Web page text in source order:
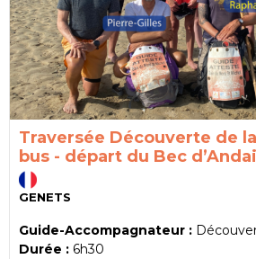
Traversée Découverte de
bus - départ du Bec
GENETS
Guide-Accompagnateur :
Durée : 6h30